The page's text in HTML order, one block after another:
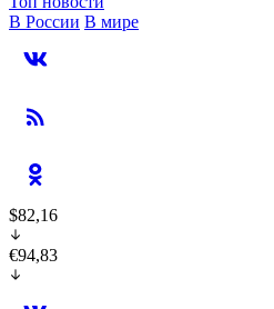
В России В мире
$82,16
€94,83